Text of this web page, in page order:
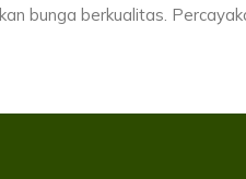
bunga berkualitas.